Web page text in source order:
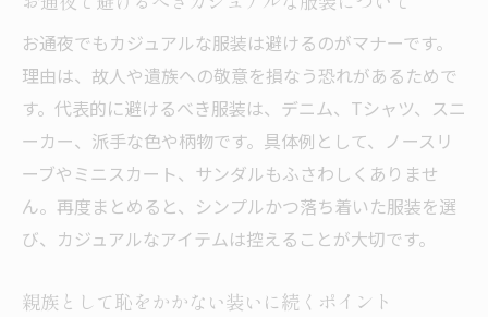
お通夜でもカジュアルな服装は避けるのがマナーです。
理由は、故人や遺族への敬意を損なう恐れがあるためで
す。代表的に避けるべき服装は、デニム、Tシャツ、スニ
ーカー、派手な色や柄物です。具体例として、ノースリ
ーブやミニスカート、サンダルもふさわしくありませ
ん。再度まとめると、シンプルかつ落ち着いた服装を選
び、カジュアルなアイテムは控えることが大切です。
親族として恥をかかない装いに続くポイント